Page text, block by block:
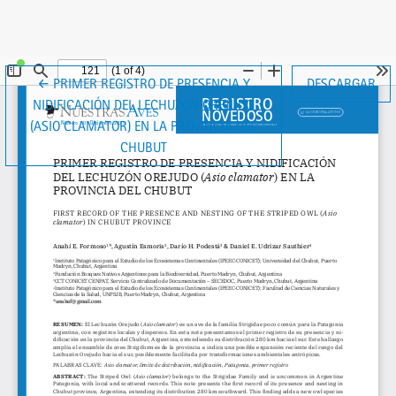
←VOLVER A LOS DETALLES DEL ARTÍCULO
PRIMER REGISTRO DE PRESENCIA Y
NIDIFICACIÓN DEL LECHUZÓN OREJUDO
(ASIO CLAMATOR) EN LA PROVINCIA DEL
CHUBUT
DESCARGAR